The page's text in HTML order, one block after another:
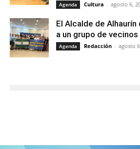
Agenda Cultura - agosto 6,
El Alcalde de
a un grupo de vecinos
Agenda Redacción - agosto